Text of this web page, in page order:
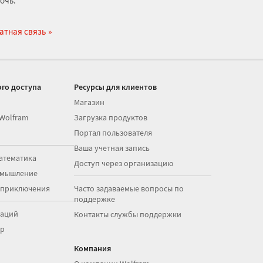
связь
доступа
Ресурсы для клиентов
Магазин
Загрузка продуктов
Портал пользователя
Ваша учетная запись
Доступ через организацию
Часто задаваемые вопросы по
поддержке
Контакты службы поддержки
Компания